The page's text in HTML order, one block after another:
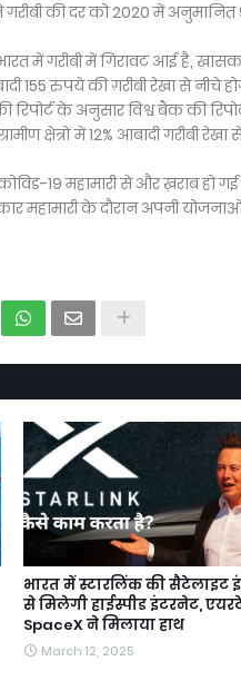
ग़रीबी की दर को 2020 में अनुमानित
भारत में गरीबी में गिरावट आई है,
155 रुपये की ग़रीबी रेखा से नीचे
रिपोर्ट के अनुसार विश्व बैंक की
क्षेत्रों में 12% आबादी गरीबी
19 महामारी से और ख़राब
महामारी के दौरान अपनी
भारत में स्टारलिंक की सैटेलाइट
से मिलेगी हाईस्पीड इंटरनेट,
SpaceX ने मिलाया हाथ
March 12, 2025